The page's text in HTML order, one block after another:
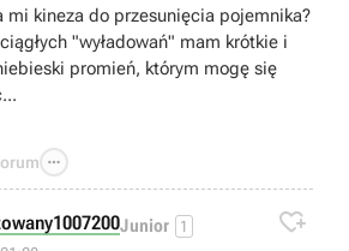
mi kineza do przesunięcia pojemnika?
"wyładowań" mam krótkie i
promień, którym mogę się

Junior 1 